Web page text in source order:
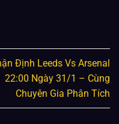
Định Leeds Vs Arsenal
22:00 Ngày 31/1 – Cùng
Chuyên Gia Phân Tích